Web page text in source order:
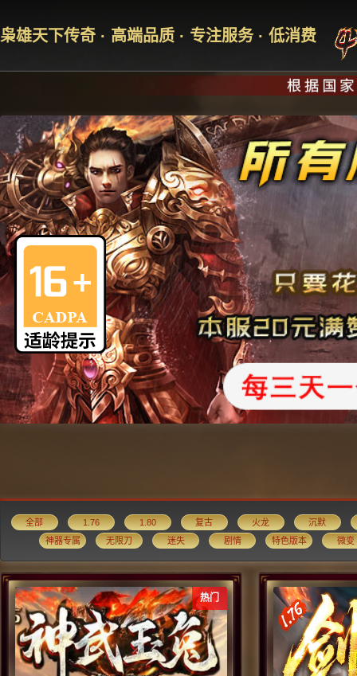
枭雄天下传奇 · 高端品质 · 专注服务 · 低消费
全部 1.76 1.80 复古 火龙
沉默
神器专属
无限刀 迷失 剧情 特色版本 微变
热门